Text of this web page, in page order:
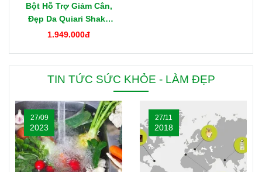
Bột Hỗ Trợ Giảm Cân,
Đẹp Da Quiari Shake
1000g Mỹ
1.949.000đ
TIN TỨC SỨC KHỎE - LÀM ĐẸP
27/09
2023
27/11
2018